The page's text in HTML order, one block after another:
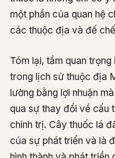
một phần của quan hệ
các thuộc địa và đế
Tóm lại, tầm quan
trong lịch sử thuộc địa
lường bằng lợi nhuận
qua sự thay đổi về cấu
chính trị. Cây thuốc lá
của sự phát triển và là